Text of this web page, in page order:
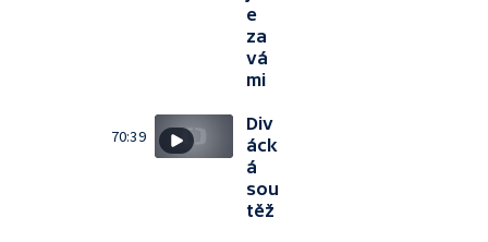
e
za
vá
mi
70:39
Div
áck
á
sou
těž